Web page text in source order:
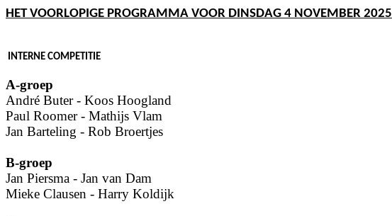
HET VOORLOPIGE PROGRAMMA VOOR DINSDAG 4 NOVEMBER 2025
INTERNE COMPETITIE
A-groep
André Buter - Koos Hoogland
Paul Roomer - Mathijs Vlam
Jan Barteling - Rob Broertjes
B-groep
Jan Piersma - Jan van Dam
Mieke Clausen - Harry Koldijk